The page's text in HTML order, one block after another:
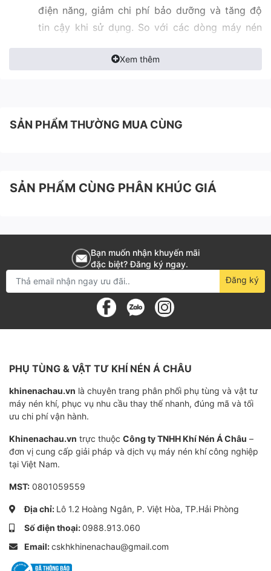
điện năng, giảm chi phí bảo dưỡng và tăng độ
tin cậy khi sử dụng. So với các dòng máy nén
dầu Kobelco FE series tiết kiệm được từ 9 -
Kobelco đều được thiết kế với hai cấp nén. Cấp
Tuổi thọ buồng nén, trục vít cao hơn so với loại
Máy chạy ổn định hơn, bền hơn.
Tiết kiệm điện năng.
2 cấp của Kobelco tiết kiệm được 750.000 Yên ( tương
đương với 154 triệu đồng). Ngoài ra máy nén khí
không dầu Kobelco FE giảm được 28 t-CO2/kWh, giảm
Quạt làm mát biến tần ( Inverter)
Máy nén khí không dầu Kobelco FE series được
trang bị quạt làm mát sử dụng biến tần để điều
nữa.
Xem thêm
SẢN PHẨM THƯỜNG MUA CÙNG
SẢN PHẨM CÙNG PHÂN KHÚC GIÁ
Bạn muốn nhận khuyến mãi
đặc biệt? Đăng ký ngay.
Đăng ký
PHỤ TÙNG & VẬT TƯ KHÍ NÉN Á CHÂU
khinenachau.vn là chuyên trang phân phối phụ tùng và vật tư
máy nén khí, phục vụ nhu cầu thay thế nhanh, đúng mã và tối
ưu chi phí vận hành.
Khinenachau.vn trực thuộc Công ty TNHH Khí Nén Á Châu –
đơn vị cung cấp giải pháp và dịch vụ máy nén khí công nghiệp
tại Việt Nam.
MST: 0801059559
Địa chỉ: Lô 1.2 Hoàng Ngân, P. Việt Hòa, TP.Hải Phòng
Số điện thoại:0988.913.060
Email:cskhkhinenachau@gmail.com